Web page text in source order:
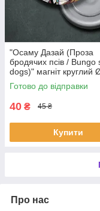
"Осаму Дазай (Проза
бродячих псів / Bungo
dogs)" магніт круглий
Готово до відправки
40 ₴ 45 ₴
Купити
Про нас